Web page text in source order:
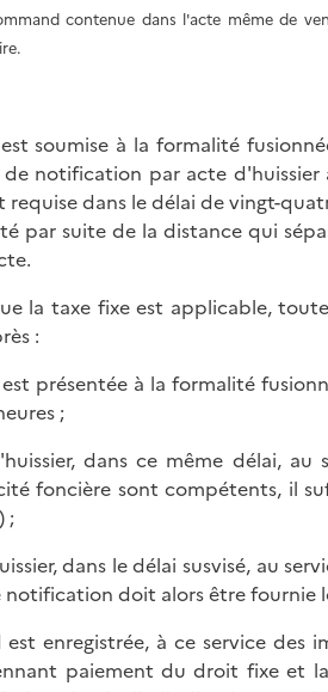
contenue dans l'acte même de
soumise à la formalité
notification par acte
dans le délai de vingt-
par suite de la distance qui
la taxe fixe est applicable,
:
présentée à la formalité
;
dans ce même délai,
foncière sont compétents, il
;
dans le délai susvisé, au
doit alors être fournie
enregistrée, à ce service des
paiement du droit fixe et